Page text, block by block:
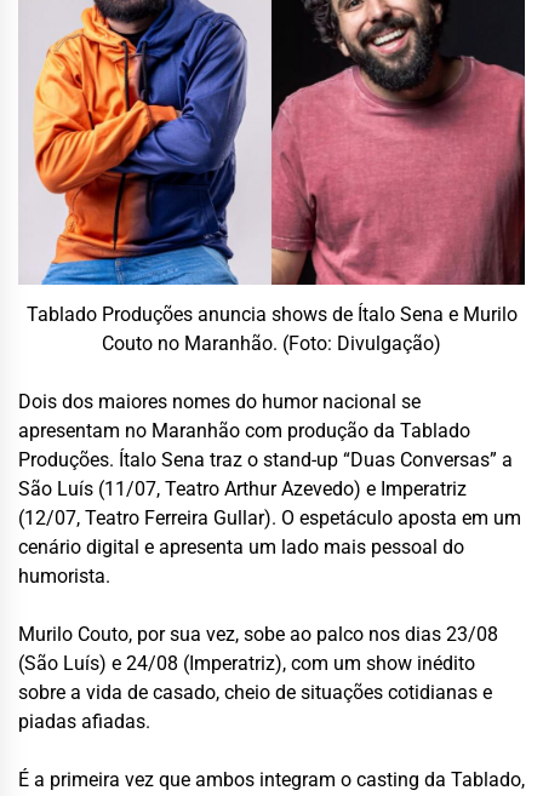
Tablado Produções anuncia shows de Ítalo Sena e Murilo
Couto no Maranhão. (Foto: Divulgação)
Dois dos maiores nomes do humor nacional se
apresentam no Maranhão com produção da Tablado
Produções. Ítalo Sena traz o stand-up “Duas Conversas” a
São Luís (11/07, Teatro Arthur Azevedo) e Imperatriz
(12/07, Teatro Ferreira Gullar). O espetáculo aposta em um
cenário digital e apresenta um lado mais pessoal do
humorista.
Murilo Couto, por sua vez, sobe ao palco nos dias 23/08
(São Luís) e 24/08 (Imperatriz), com um show inédito
sobre a vida de casado, cheio de situações cotidianas e
piadas afiadas.
É a primeira vez que ambos integram o casting da Tablado,